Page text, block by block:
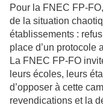
Pour la FNEC FP-
de la situation
établissements :
place d’un protocole
La FNEC FP-FO
leurs écoles, leurs
d’opposer à cette
revendications et la